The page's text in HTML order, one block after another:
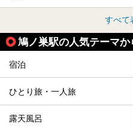
すべて
鳩ノ巣駅の人気テーマか
宿泊
ひとり旅・一人旅
露天風呂